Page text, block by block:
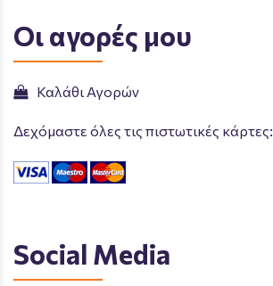
Οι αγορές μου
Καλάθι Αγορών
Δεχόμαστε όλες τις πιστωτικές κάρτες:
Social Media